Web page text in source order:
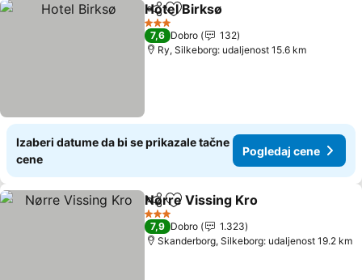
Deli Dodati u favorite
Hotel Birksø
3 Zvezdice
7,6 Dobro
132
Ry, Silkeborg: udaljenost 15.6 km
Izaberi datume da bi se prikazale tačne
cene
Pogledaj cene
Deli Dodati u favorite
Nørre Vissing Kro
3 Zvezdice
7,9 Dobro
1.323
Skanderborg, Silkeborg: udaljenost 19.2 km